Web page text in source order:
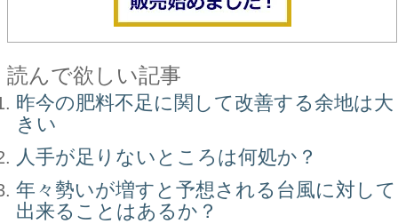
読んで欲しい記事
昨今の肥料不足に関して改善する余地は大
きい
人手が足りないところは何処か？
年々勢いが増すと予想される台風に対して
出来ることはあるか？